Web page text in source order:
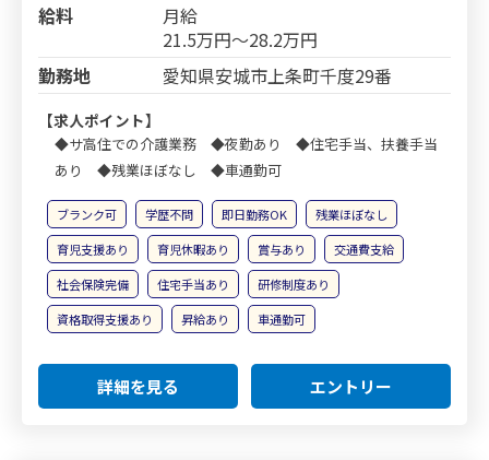
給料
月給
21.5万円～28.2万円
勤務地
愛知県安城市上条町千度29番
【求人ポイント】
◆サ高住での介護業務 ◆夜勤あり ◆住宅手当、扶養手当
あり ◆残業ほぼなし ◆車通勤可
ブランク可 学歴不問 即日勤務OK
残業ほぼなし
育児支援あり
育児休暇あり 賞与あり
交通費支給
社会保険完備
住宅手当あり
研修制度あり
資格取得支援あり
昇給あり 車通勤可
詳細を見る エントリー